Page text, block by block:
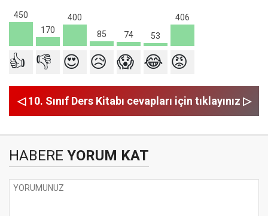
450
170
400
85
74 53
406
👍 👎 😍 😥 😱 😂 😡
◁ 10. Sınıf Ders Kitabı cevapları için tıklayınız ▷
HABERE YORUM KAT